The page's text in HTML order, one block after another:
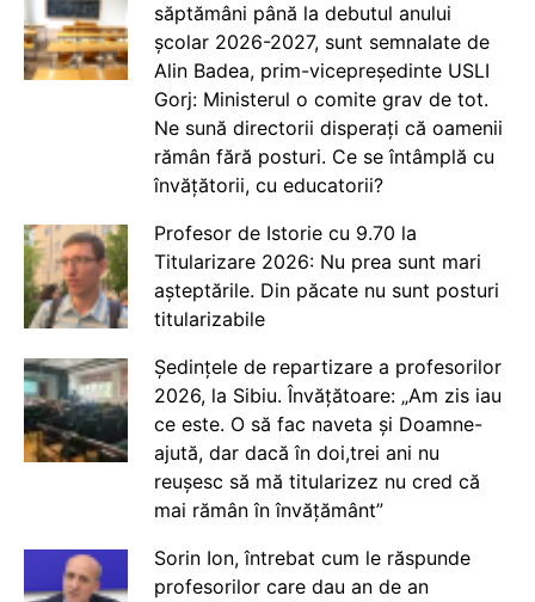
săptămâni până la debutul anului
școlar 2026-2027, sunt semnalate de
Alin Badea, prim-vicepreședinte USLI
Gorj: Ministerul o comite grav de tot.
Ne sună directorii disperați că oamenii
rămân fără posturi. Ce se întâmplă cu
învățătorii, cu educatorii?
Profesor de Istorie cu 9.70 la
Titularizare 2026: Nu prea sunt mari
așteptările. Din păcate nu sunt posturi
titularizabile
Ședințele de repartizare a profesorilor
2026, la Sibiu. Învățătoare: „Am zis iau
ce este. O să fac naveta și Doamne-
ajută, dar dacă în doi,trei ani nu
reușesc să mă titularizez nu cred că
mai rămân în învățământ”
Sorin Ion, întrebat cum le răspunde
profesorilor care dau an de an